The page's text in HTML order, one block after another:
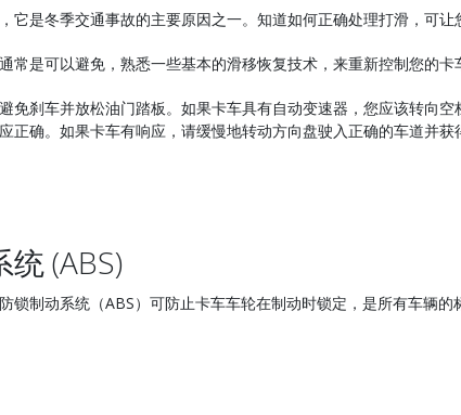
它是冬季交通事故的主要原因之一。知道如何正确处理打滑，可让
常是可以避免，熟悉一些基本的滑移恢复技术，来重新控制您的
免刹车并放松油门踏板。如果卡车具有自动变速器，您应该转向
正确。如果卡车有响应，请缓慢地转动方向盘驶入正确的车道并
(ABS)
锁制动系统（ABS）可防止卡车车轮在制动时锁定，是所有车辆的